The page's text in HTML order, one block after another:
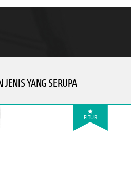
JENIS YANG SERUPA
FITUR